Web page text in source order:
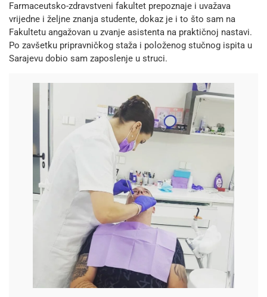
Farmaceutsko-zdravstveni fakultet prepoznaje i uvažava
vrijedne i željne znanja studente, dokaz je i to što sam na
Fakultetu angažovan u zvanje asistenta na praktičnoj nastavi.
Po zavšetku pripravničkog staža i položenog stučnog ispita u
Sarajevu dobio sam zaposlenje u struci.